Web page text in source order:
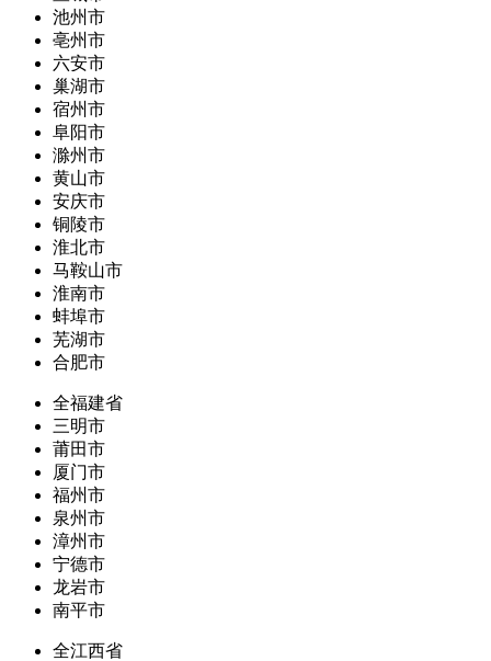
池州市
亳州市
六安市
巢湖市
宿州市
阜阳市
滁州市
黄山市
安庆市
铜陵市
淮北市
马鞍山市
淮南市
蚌埠市
芜湖市
合肥市
全福建省
三明市
莆田市
厦门市
福州市
泉州市
漳州市
宁德市
龙岩市
南平市
全江西省